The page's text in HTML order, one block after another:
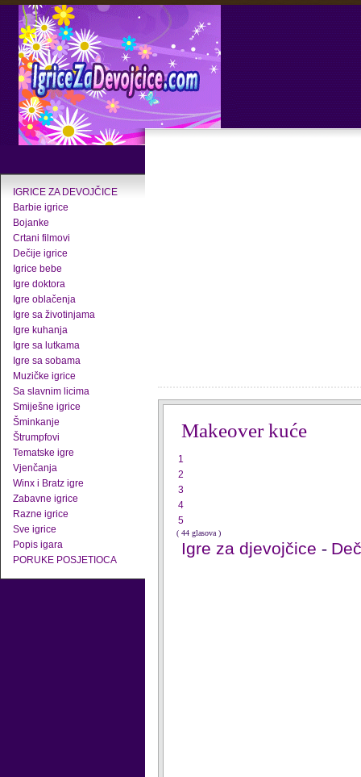
IGRICE ZA DEVOJČICE
Barbie igrice
Bojanke
Crtani filmovi
Dečije igrice
Igrice bebe
Igre doktora
Igre oblačenja
Igre sa životinjama
Igre kuhanja
Igre sa lutkama
Igre sa sobama
Muzičke igrice
Sa slavnim licima
Smiješne igrice
Šminkanje
Štrumpfovi
Tematske igre
Vjenčanja
Winx i Bratz igre
Zabavne igrice
Razne igrice
Sve igrice
Popis igara
PORUKE POSJETIOCA
Makeover kuće
1
2
3
4
5
( 44 glasova )
Igre za djevojčice -